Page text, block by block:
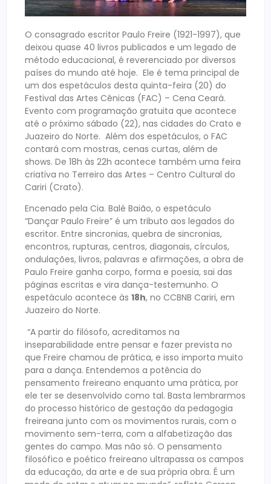
O consagrado escritor Paulo Freire (1921-1997), que
deixou quase 40 livros publicados e um legado de
método educacional, é reverenciado por diversos
países do mundo até hoje. Ele é tema principal de
um dos espetáculos desta quinta-feira (20) do
Festival das Artes Cênicas (FAC) – Cena Ceará.
Evento com programação gratuita que acontece
até o próximo sábado (22), nas cidades do Crato e
Juazeiro do Norte. Além dos espetáculos, o FAC
contará com mostras, cenas curtas, além de
shows. De 18h às 22h acontece também uma feira
criativa no Terreiro das Artes – Centro Cultural do
Cariri (Crato).
Encenado pela Cia. Balé Baião, o espetáculo
“Dançar Paulo Freire” é um tributo aos legados do
escritor. Entre sincronias, quebra de sincronias,
encontros, rupturas, centros, diagonais, círculos,
ondulações, livros, palavras e afirmações, a obra de
Paulo Freire ganha corpo, forma e poesia, sai das
páginas escritas e vira dança-testemunho. O
espetáculo acontece às 18h, no CCBNB Cariri, em
Juazeiro do Norte.
“A partir do filósofo, acreditamos na
inseparabilidade entre pensar e fazer prevista no
que Freire chamou de prática, e isso importa muito
para a dança. Entendemos a potência do
pensamento freireano enquanto uma prática, por
ele ter se desenvolvido como tal. Basta lembrarmos
do processo histórico de gestação da pedagogia
freireana junto com os movimentos rurais, com o
movimento sem-terra, com a alfabetização das
gentes do campo. Mas não só. O pensamento
filosófico e poético freireano ultrapassa os campos
da educação, da arte e de sua própria obra. É um